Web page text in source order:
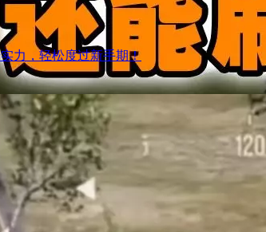
力，轻松度过新手期！